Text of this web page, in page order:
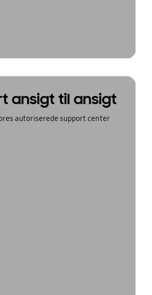
ansigt til ansigt
autoriserede support center